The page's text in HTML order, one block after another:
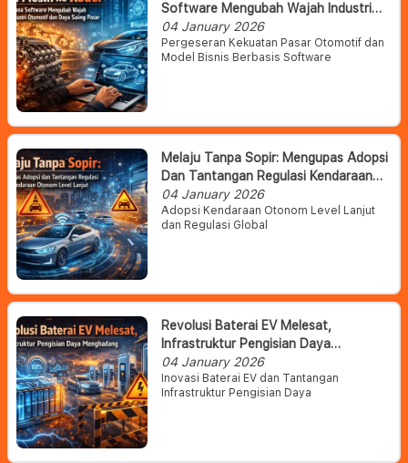
Software Mengubah Wajah Industri
Otomotif Dan Daya Saing Pasar
04 January 2026
Pergeseran Kekuatan Pasar Otomotif dan
Model Bisnis Berbasis Software
Melaju Tanpa Sopir: Mengupas Adopsi
Dan Tantangan Regulasi Kendaraan
Otonom Level Lanjut
04 January 2026
Adopsi Kendaraan Otonom Level Lanjut
dan Regulasi Global
Revolusi Baterai EV Melesat,
Infrastruktur Pengisian Daya
Menghadang
04 January 2026
Inovasi Baterai EV dan Tantangan
Infrastruktur Pengisian Daya